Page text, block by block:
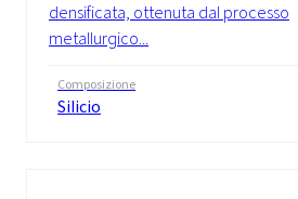
densificata, ottenuta dal processo
metallurgico...
Composizione
Silicio